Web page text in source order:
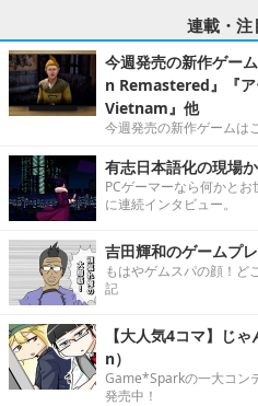
連載・注
今週発売の新作ゲー
n Remastered』『
Vietnam』他
今週発売の新作ゲームは
有志日本語化の現場
PCゲーマーなら何かと
に連続インタビュー。
吉田輝和のゲームプ
もはやゲムスパの顔！ど
記
【大人気4コマ】じ
n）
Game*Sparkの一大コン
発売中！